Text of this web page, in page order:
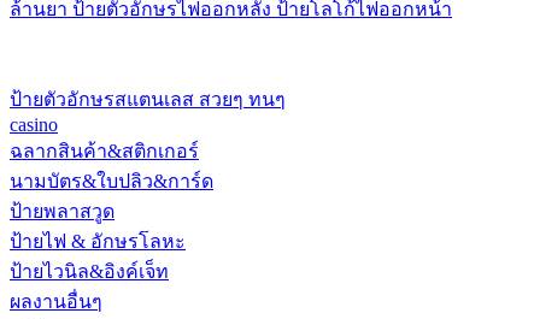
ล้านยา ป้ายตัวอักษรไฟออกหลัง ป้ายโลโก้ไฟออกหน้า
ป้ายตัวอักษรสแตนเลส สวยๆ ทนๆ
casino
ฉลากสินค้า&สติกเกอร์
นามบัตร&ใบปลิว&การ์ด
ป้ายพลาสวูด
ป้ายไฟ & อักษรโลหะ
ป้ายไวนิล&อิงค์เจ็ท
ผลงานอื่นๆ